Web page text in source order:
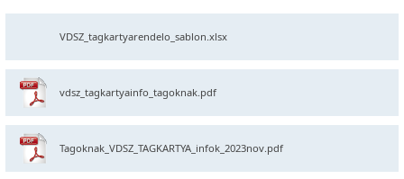
VDSZ_tagkartyarendelo_sablon.xlsx
vdsz_tagkartyainfo_tagoknak.pdf
Tagoknak_VDSZ_TAGKARTYA_infok_2023nov.pdf